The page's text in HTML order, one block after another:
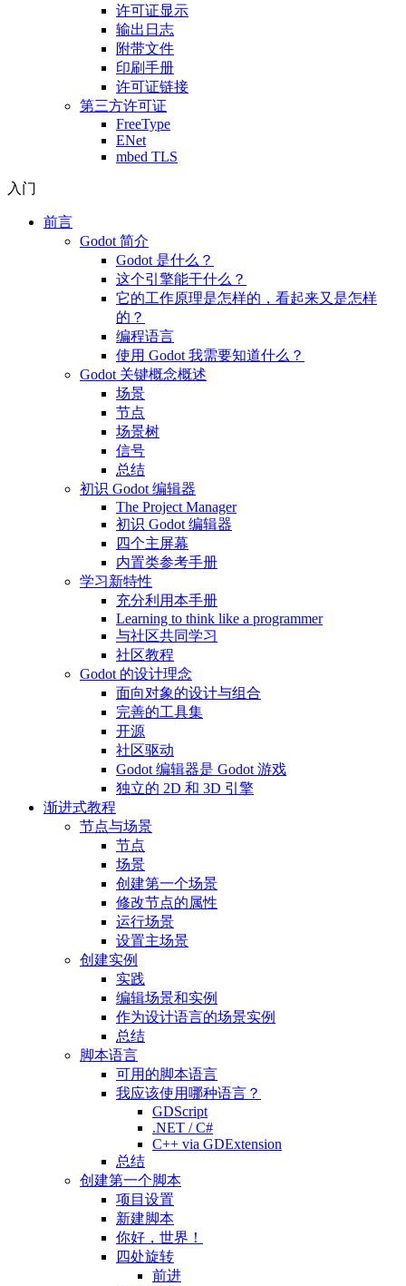
许可证显示
输出日志
附带文件
印刷手册
许可证链接
第三方许可证
FreeType
ENet
mbed TLS
入门
前言
Godot 简介
Godot 是什么？
这个引擎能干什么？
它的工作原理是怎样的，看起来又是怎样
的？
编程语言
使用 Godot 我需要知道什么？
Godot 关键概念概述
场景
节点
场景树
信号
总结
初识 Godot 编辑器
The Project Manager
初识 Godot 编辑器
四个主屏幕
内置类参考手册
学习新特性
充分利用本手册
Learning to think like a programmer
与社区共同学习
社区教程
Godot 的设计理念
面向对象的设计与组合
完善的工具集
开源
社区驱动
Godot 编辑器是 Godot 游戏
独立的 2D 和 3D 引擎
渐进式教程
节点与场景
节点
场景
创建第一个场景
修改节点的属性
运行场景
设置主场景
创建实例
实践
编辑场景和实例
作为设计语言的场景实例
总结
脚本语言
可用的脚本语言
我应该使用哪种语言？
GDScript
.NET / C#
C++ via GDExtension
总结
创建第一个脚本
项目设置
新建脚本
你好，世界！
四处旋转
前进